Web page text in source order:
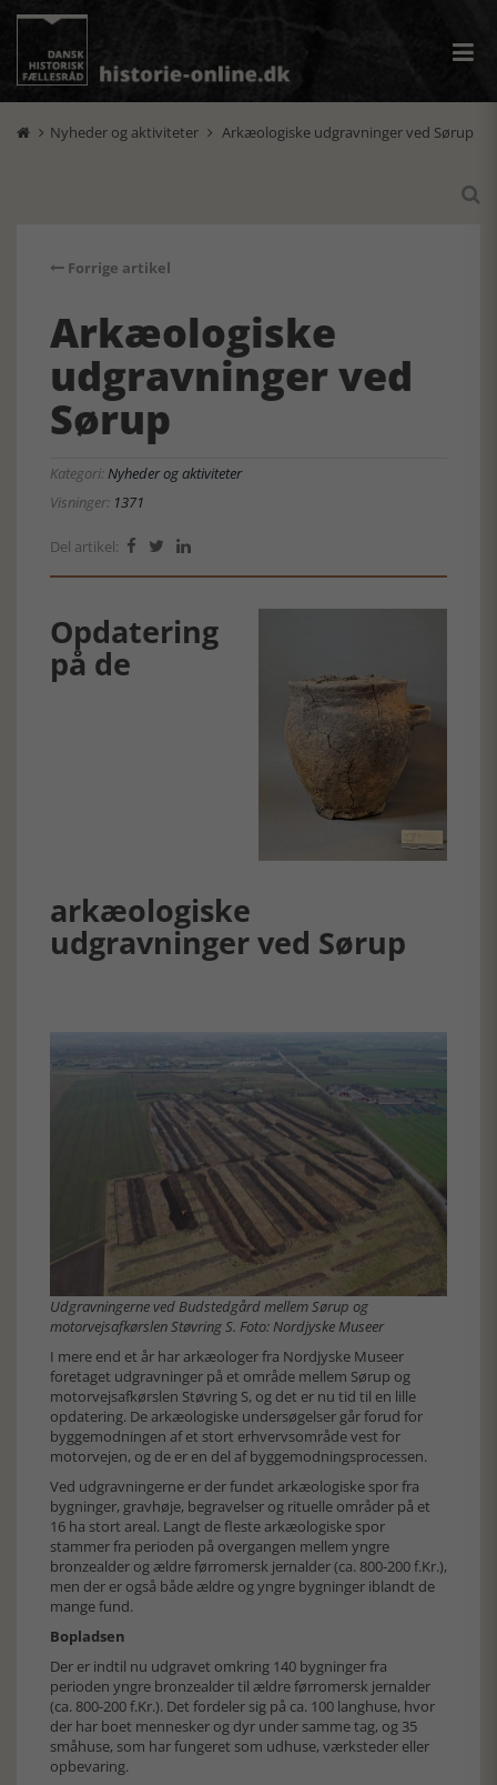
 Nyheder og aktiviteter  Arkæologiske udgravninger ved Sørup

Forrige artikel
Arkæologiske
udgravninger ved
Sørup
Kategori:Nyheder og aktiviteter
Visninger: 1371
Del artikel:   
Opdatering
på de
arkæologiske
udgravninger ved Sørup
Udgravningerne ved Budstedgård mellem Sørup og
motorvejsafkørslen Støvring S. Foto: Nordjyske Museer
I mere end et år har arkæologer fra Nordjyske Museer
foretaget udgravninger på et område mellem Sørup og
motorvejsafkørslen Støvring S, og det er nu tid til en lille
opdatering. De arkæologiske undersøgelser går forud for
byggemodningen af et stort erhvervsområde vest for
motorvejen, og de er en del af byggemodningsprocessen.
Ved udgravningerne er der fundet arkæologiske spor fra
bygninger, gravhøje, begravelser og rituelle områder på et
16 ha stort areal. Langt de fleste arkæologiske spor
stammer fra perioden på overgangen mellem yngre
bronzealder og ældre førromersk jernalder (ca. 800-200 f.Kr.),
men der er også både ældre og yngre bygninger iblandt de
mange fund.
Bopladsen
Der er indtil nu udgravet omkring 140 bygninger fra
perioden yngre bronzealder til ældre førromersk jernalder
(ca. 800-200 f.Kr.). Det fordeler sig på ca. 100 langhuse, hvor
der har boet mennesker og dyr under samme tag, og 35
småhuse, som har fungeret som udhuse, værksteder eller
opbevaring.